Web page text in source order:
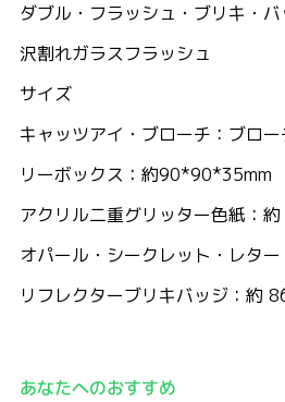
ダブル・フラッシュ・ブリキ・
沢割れガラスフラッシュ
サイズ
キャッツアイ・ブローチ：ブロ
リーボックス：約90*90*35mm
アクリル二重グリッター色紙：
オパール・シークレット・レタ
リフレクターブリキバッジ：約
あなたへのおすすめ